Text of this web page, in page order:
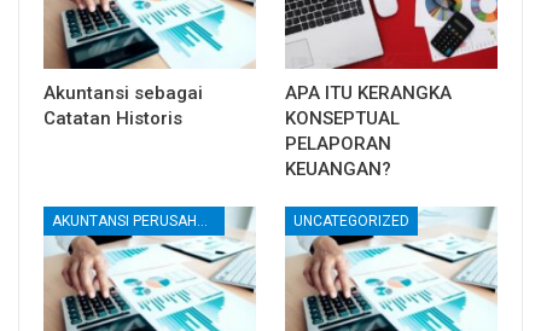
Akuntansi sebagai
Catatan Historis
APA ITU KERANGKA
KONSEPTUAL
PELAPORAN
KEUANGAN?
AKUNTANSI PERUSAHAAN DAGANG UNCATEGORIZED